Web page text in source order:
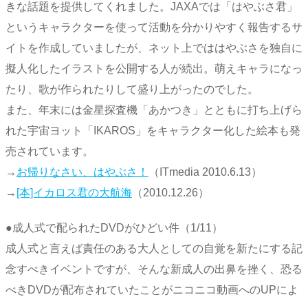
きな話題を提供してくれました。JAXAでは「はやぶさ君」
というキャラクターを使って活動を分かりやすく報告するサ
イトを作成していましたが、ネット上でははやぶさを独自に
擬人化したイラストを公開する人が続出。萌えキャラになっ
たり、歌が作られたりして盛り上がったのでした。
また、年末には金星探査機「あかつき」とともに打ち上げら
れた宇宙ヨット「IKAROS」をキャラクター化した絵本も発
売されています。
→ お帰りなさい、はやぶさ！
（ITmedia 2010.6.13）
→ [本]イカロス君の大航海 （2010.12.26）
●成人式で配られたDVDがひどい件（1/11）
成人式と言えば責任のある大人としての自覚を新たにする記
念すべきイベントですが、そんな新成人の出鼻を挫く、恐る
べきDVDが配布されていたことがニコニコ動画へのUPによ